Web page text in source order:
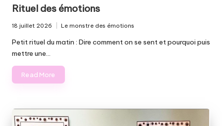
Rituel des émotions
18 juillet 2026
Posted
in
Le monstre des émotions
Petit rituel du matin : Dire comment on se sent et pourquoi puis
mettre une…
Read More